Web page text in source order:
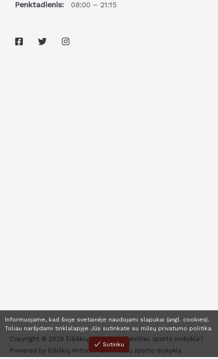
Penktadienis: 08:00 – 21:15
Copyright © 2026 Eišiškių Antonio Ratkevičiau sporto mokykla |
Powered by Eišiškių Antonio Ratkevičiau sporto mokykla
Informuojame, kad šioje svetainėje naudojami slapukai (angl. cookies).
Toliau naršydami tinklalapyje Jūs sutinkate su mūsų privatumo politika.
Sutinku